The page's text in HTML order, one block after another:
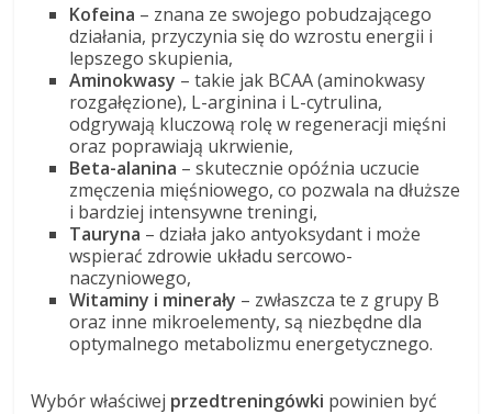
Kofeina – znana ze swojego pobudzającego
działania, przyczynia się do wzrostu energii i
lepszego skupienia,
Aminokwasy – takie jak BCAA (aminokwasy
rozgałęzione), L-arginina i L-cytrulina,
odgrywają kluczową rolę w regeneracji mięśni
oraz poprawiają ukrwienie,
Beta-alanina – skutecznie opóźnia uczucie
zmęczenia mięśniowego, co pozwala na dłuższe
i bardziej intensywne treningi,
Tauryna – działa jako antyoksydant i może
wspierać zdrowie układu sercowo-
naczyniowego,
Witaminy i minerały – zwłaszcza te z grupy B
oraz inne mikroelementy, są niezbędne dla
optymalnego metabolizmu energetycznego.
Wybór właściwej przedtreningówki powinien być